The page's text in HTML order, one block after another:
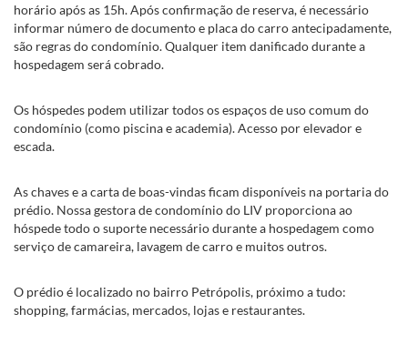
horário após as 15h. Após confirmação de reserva, é necessário
informar número de documento e placa do carro antecipadamente,
são regras do condomínio. Qualquer item danificado durante a
hospedagem será cobrado.
Os hóspedes podem utilizar todos os espaços de uso comum do
condomínio (como piscina e academia). Acesso por elevador e
escada.
As chaves e a carta de boas-vindas ficam disponíveis na portaria do
prédio. Nossa gestora de condomínio do LIV proporciona ao
hóspede todo o suporte necessário durante a hospedagem como
serviço de camareira, lavagem de carro e muitos outros.
O prédio é localizado no bairro Petrópolis, próximo a tudo:
shopping, farmácias, mercados, lojas e restaurantes.